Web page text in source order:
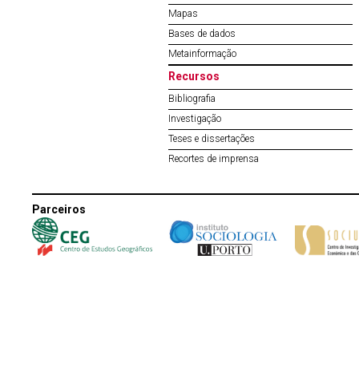
Mapas
Bases de dados
Metainformação
Recursos
Bibliografia
Investigação
Teses e dissertações
Recortes de imprensa
Parceiros